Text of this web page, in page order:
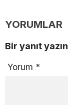
YORUMLAR
Bir yanıt yazın
Yorum *